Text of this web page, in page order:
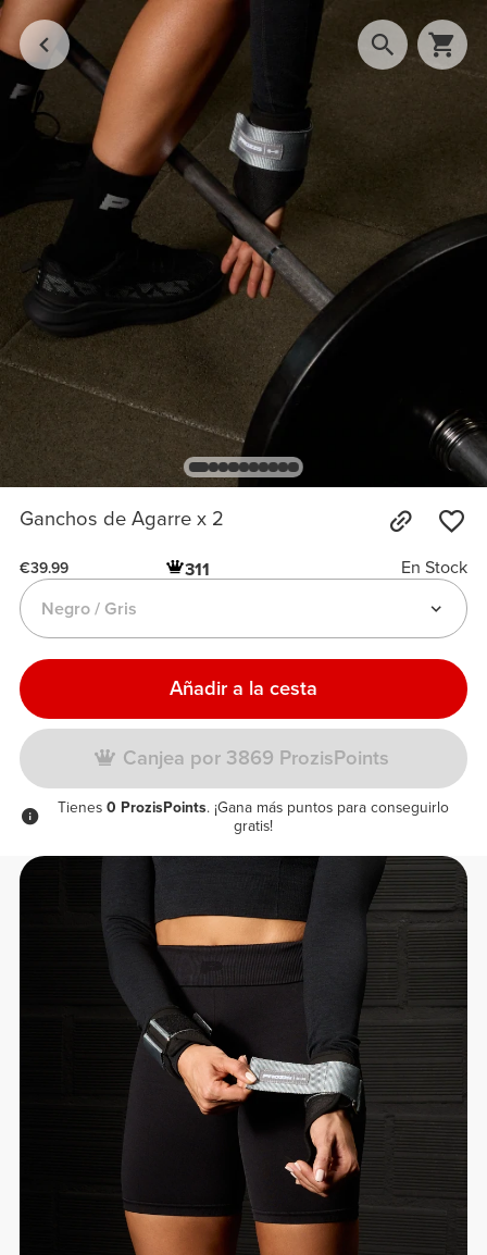
Ganchos de Agarre x 2
€39.99 311
En Stock
Negro / Gris
Añadir a la cesta
Canjea por 3869 ProzisPoints
Tienes0 ProzisPoints. ¡Gana más puntos para conseguirlo
gratis!